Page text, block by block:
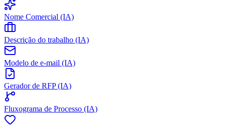
Nome Comercial (IA)
Descrição do trabalho (IA)
Modelo de e-mail (IA)
Gerador de RFP (IA)
Fluxograma de Processo (IA)